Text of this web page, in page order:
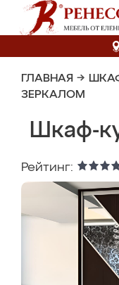
ГЛАВНАЯ →
ЗЕРКАЛОМ
Шкаф-
Рейтинг: